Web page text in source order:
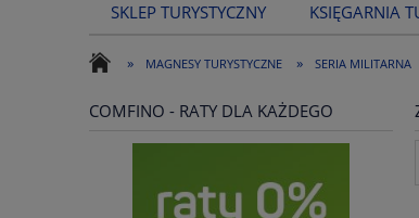
SKLEP TURYSTYCZNY KSIĘGARNIA
» MAGNESY TURYSTYCZNE » SERIA MILITARNA
COMFINO - RATY DLA KAŻDEGO